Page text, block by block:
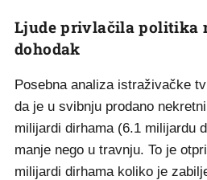
Ljude privlačila politika
dohodak
Posebna analiza istraživačke
da je u svibnju prodano
milijardi dirhama (6.1 milijardu
manje nego u travnju. To je
milijardi dirhama koliko je